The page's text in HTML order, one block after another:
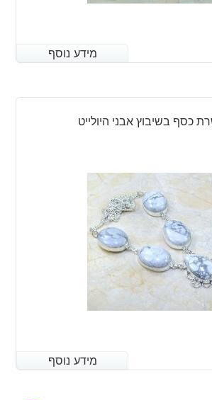
מידע נוסף
מידע נוסף
כסף בשיבוץ אבני היולייט
מידע נוסף
מידע נוסף